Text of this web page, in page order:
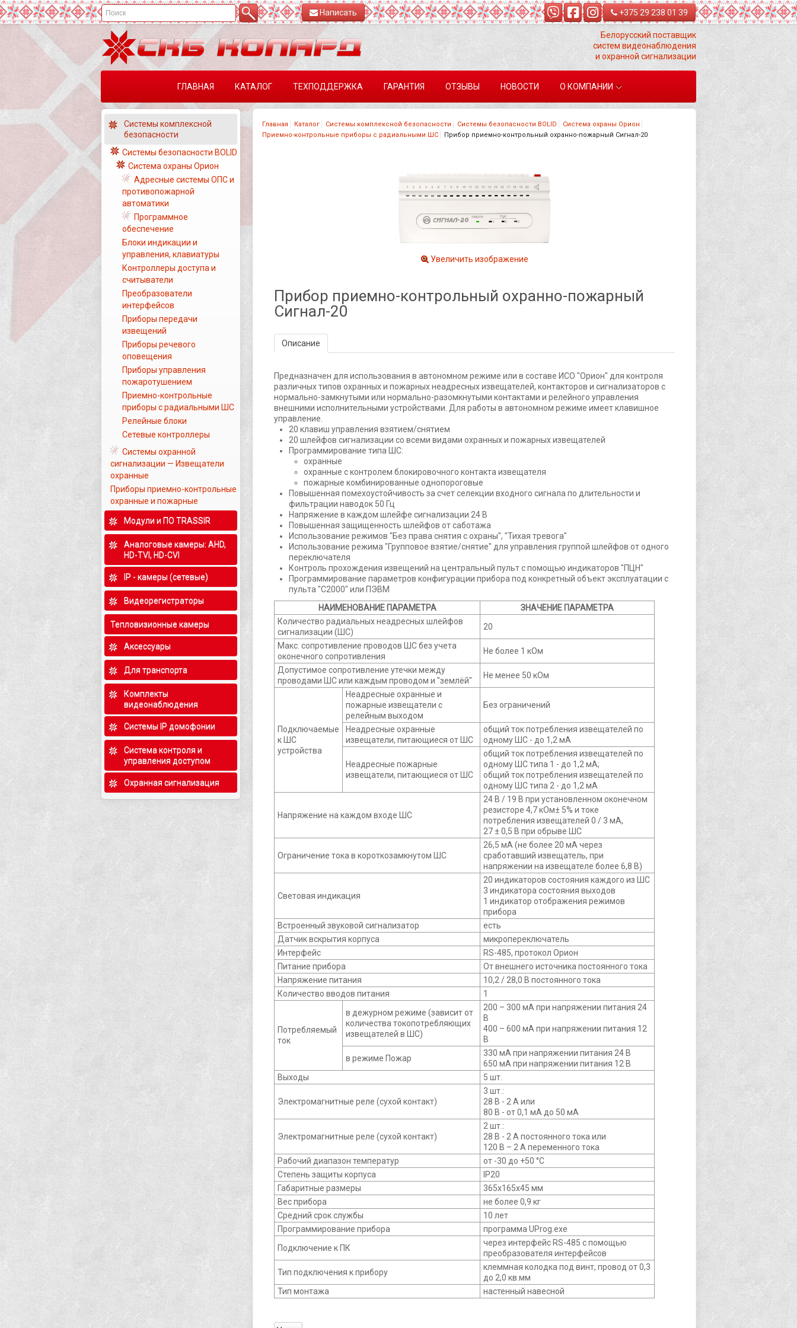
Написать +375 29 238 01 39
Белорусский поставщик
систем видеонаблюдения
и охранной сигнализации
ГЛАВНАЯ КАТАЛОГ ТЕХПОДДЕРЖКА ГАРАНТИЯ ОТЗЫВЫ НОВОСТИ О КОМПАНИИ
Главная Каталог Системы комплексной безопасности Системы безопасности BOLID
Система охраны Орион
Приемно-контрольные приборы с радиальными ШС
Прибор приемно-контрольный охранно-пожарный Сигнал-20
Увеличить изображение
Прибор приемно-контрольный охранно-пожарный
Сигнал-20
Описание
Предназначен для использования в автономном режиме или в составе ИСО "Орион" для контроля
различных типов охранных и пожарных неадресных извещателей, контакторов и сигнализаторов с
нормально-замкнутыми или нормально-разомкнутыми контактами и релейного управления
внешними исполнительными устройствами. Для работы в автономном режиме имеет клавишное
управление.
20 клавиш управления взятием/снятием
20 шлейфов сигнализации со всеми видами охранных и пожарных извещателей
Программирование типа ШС:
охранные
охранные с контролем блокировочного контакта извещателя
пожарные комбинированные однопороговые
Повышенная помехоустойчивость за счет селекции входного сигнала по длительности и
фильтрации наводок 50 Гц
Напряжение в каждом шлейфе сигнализации 24 В
Повышенная защищенность шлейфов от саботажа
Использование режимов "Без права снятия с охраны", "Тихая тревога"
Использование режима "Групповое взятие/снятие" для управления группой шлейфов от одного
переключателя
Контроль прохождения извещений на центральный пульт с помощью индикаторов "ПЦН"
Программирование параметров конфигурации прибора под конкретный объект эксплуатации с
пульта "С2000" или ПЭВМ
НАИМЕНОВАНИЕ ПАРАМЕТРА
ЗНАЧЕНИЕ ПАРАМЕТРА
Количество радиальных неадресных шлейфов
сигнализации (ШС)
20
Макс. сопротивление проводов ШС без учета
оконечного сопротивления
Не более 1 кОм
Допустимое сопротивление утечки между
проводами ШС или каждым проводом и "землёй"
Не менее 50 кОм
Подключаемые
к ШС
устройства
Неадресные охранные и
пожарные извещатели с
релейным выходом
Без ограничений
Неадресные охранные
извещатели, питающиеся от ШС
общий ток потребления извещателей по
одному ШС - до 1,2 мА
Неадресные пожарные
извещатели, питающиеся от ШС
общий ток потребления извещателей по
одному ШС типа 1 - до 1,2 мА;
общий ток потребления извещателей по
одному ШС типа 2 - до 1,2 мА
Напряжение на каждом входе ШС
24 В / 19 В при установленном оконечном
резисторе 4,7 кОм± 5% и токе
потребления извещателей 0 / 3 мА,
27 ± 0,5 В при обрыве ШС
Ограничение тока в короткозамкнутом ШС
26,5 мА (не более 20 мА через
сработавший извещатель, при
напряжении на извещателе более 6,8 В)
Световая индикация
20 индикаторов состояния каждого из ШС
3 индикатора состояния выходов
1 индикатор отображения режимов
прибора
Встроенный звуковой сигнализатор
есть
Датчик вскрытия корпуса
микропереключатель
Интерфейс
RS-485, протокол Орион
Питание прибора
От внешнего источника постоянного тока
Напряжение питания
10,2 / 28,0 В постоянного тока
Количество вводов питания
1
Потребляемый
ток
в дежурном режиме (зависит от
количества токопотребляющих
извещателей в ШС)
200 – 300 мА при напряжении питания 24
В
400 – 600 мА при напряжении питания 12
В
в режиме Пожар
330 мА при напряжении питания 24 В
650 мА при напряжении питания 12 В
Выходы
5 шт.
Электромагнитные реле (сухой контакт)
3 шт.:
28 В - 2 А или
80 В - от 0,1 мА до 50 мА
Электромагнитные реле (сухой контакт)
2 шт.:
28 В - 2 А постоянного тока или
120 В – 2 А переменного тока
Рабочий диапазон температур
от -30 до +50 °C
Степень защиты корпуса
IР20
Габаритные размеры
365х165х45 мм
Вес прибора
не более 0,9 кг
Средний срок службы
10 лет
Программирование прибора
программа UProg.exe
Подключение к ПК
через интерфейс RS-485 с помощью
преобразователя интерфейсов
Тип подключения к прибору
клеммная колодка под винт, провод от 0,3
до 2,0 кв.мм
Тип монтажа
настенный навесной
Системы комплексной
безопасности
Системы безопасности BOLID
Система охраны Орион
Адресные системы ОПС и
противопожарной
автоматики
Программное
обеспечение
Блоки индикации и
управления, клавиатуры
Контроллеры доступа и
считыватели
Преобразователи
интерфейсов
Приборы передачи
извещений
Приборы речевого
оповещения
Приборы управления
пожаротушением
Приемно-контрольные
приборы с радиальными ШС
Релейные блоки
Сетевые контроллеры
Системы охранной
сигнализации — Извещатели
охранные
Приборы приемно-контрольные
охранные и пожарные
Модули и ПО TRASSIR
Аналоговые камеры: AHD,
HD-TVI, HD-CVI
IP - камеры (сетевые)
Видеорегистраторы
Тепловизионные камеры
Аксессуары
Для транспорта
Комплекты
видеонаблюдения
Системы IP домофонии
Система контроля и
управления доступом
Охранная сигнализация